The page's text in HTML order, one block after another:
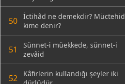
50
İctihâd ne demekdir? Müctehid
kime denir?
51
Sünnet-i müekkede, sünnet-i
zevâid
52
Kâfirlerin kullandığı şeyler iki